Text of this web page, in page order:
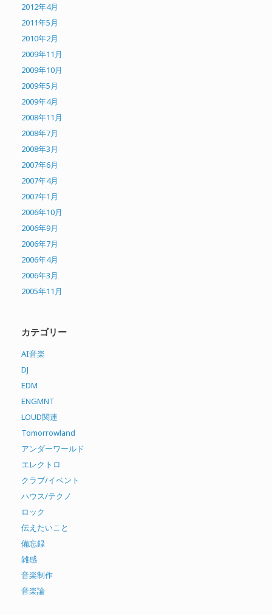
2012年4月
2011年5月
2010年2月
2009年11月
2009年10月
2009年5月
2009年4月
2008年11月
2008年7月
2008年3月
2007年6月
2007年4月
2007年1月
2006年10月
2006年9月
2006年7月
2006年4月
2006年3月
2005年11月
カテゴリー
AI音楽
DJ
EDM
ENGMNT
LOUD関連
Tomorrowland
アンダーワールド
エレクトロ
クラブ/イベント
ハウス/テクノ
ロック
伝えたいこと
備忘録
雑感
音楽制作
音楽論